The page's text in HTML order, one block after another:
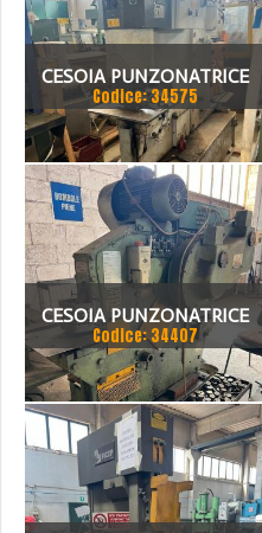
CESOIA PUNZONATRICE
UNIVERSALE FICEP 805 NP
Codice: 34575
CESOIA PUNZONATRICE
UNIVERSALCESOIA
PUNZONATRICE
UNIVERSALE OMERA 0M 13
45SCE
Codice: 34407